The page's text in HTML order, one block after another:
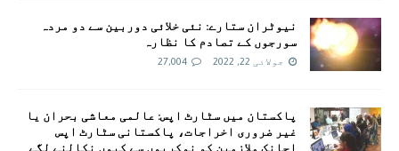
نیوٹران ستارے: نئی خلائی دوربین سے دو مردہ
سورجوں کے تصادم کا نظارہ
جولائی 22, 2022 27,004
پاکستان میں سٹارٹ اپس: عالمی معاشی بحران یا
غیر ضروری اخراجات، پاکستانی سٹارٹ اپس
اچانک ملازمین کو نوکریوں سے کیوں نکالنے لگے